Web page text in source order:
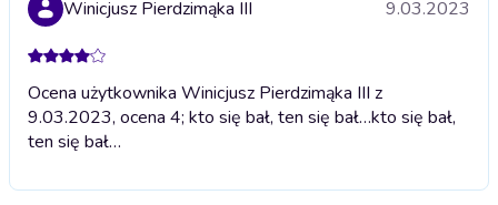
Winicjusz Pierdzimąka III 9.03.2023
Ocena użytkownika Winicjusz Pierdzimąka III z
9.03.2023, ocena 4; kto się bał, ten się bał…kto się bał,
ten się bał…